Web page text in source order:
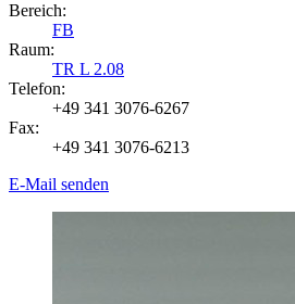
Bereich:
FB
Raum:
TR L 2.08
Telefon:
+49 341 3076-6267
Fax:
+49 341 3076-6213
E-Mail senden